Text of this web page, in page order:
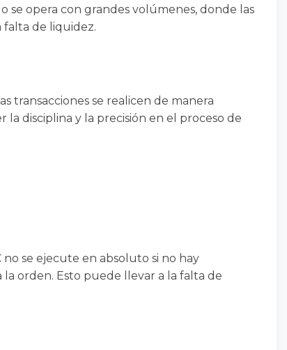
se opera con grandes volúmenes, donde las
de liquidez.
transacciones se realicen de manera
disciplina y la precisión en el proceso de
se ejecute en absoluto si no hay
orden. Esto puede llevar a la falta de